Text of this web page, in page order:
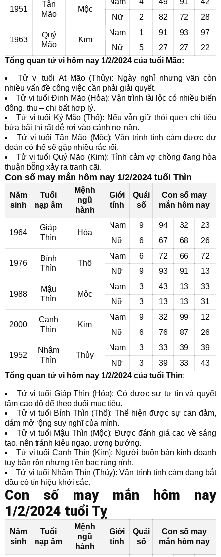
1951
Tân
Mão
Mộc
Nam 4 49 91
42
Nữ
2 82 72 28
1963
Quý
Mão
Kim
Nam 1 91 93
97
Nữ
5 27 27
22
Tổng quan tử vi hôm nay 1/2/2024 của tuổi Mão:
Tử vi tuổi Ất Mão (Thủy): Ngày nghỉ nhưng vẫn còn
nhiều vấn đề công việc cần phải giải quyết.
Tử vi tuổi Đinh Mão (Hỏa): Vận trình tài lộc có nhiều biến
động, thu – chi bất hợp lý.
Tử vi tuổi Kỷ Mão (Thổ): Nếu vẫn giữ thói quen chi tiêu
bừa bãi thì rất dễ rơi vào cảnh nợ nần.
Tử vi tuổi Tân Mão (Mộc): Vận trình tình cảm được dự
đoán có thể sẽ gặp nhiều rắc rối.
Tử vi tuổi Quý Mão (Kim): Tình cảm vợ chồng đang hòa
thuận bỗng xảy ra tranh cãi.
Con số may mắn hôm nay 1/2/2024 tuổi Thìn
Năm
sinh
Tuổi
nạp âm
Mệnh
ngũ
hành
Giới
tính
Quái
số
Con số may
mắn hôm nay
1964
Giáp
Thìn
Hỏa
Nam 9 94 32
23
Nữ
6 67 68 26
1976
Bính
Thìn
Thổ
Nam 6 72 66
72
Nữ
9 93 91 13
1988
Mậu
Thìn
Mộc
Nam 3 43 13
33
Nữ
3 13 13 31
2000
Canh
Thìn
Kim
Nam 9 32 99
12
Nữ
6 76 87 26
1952
Nhâm
Thìn
Thủy
Nam 3 33 39
39
Nữ
3 39 33
43
Tổng quan tử vi hôm nay 1/2/2024 của tuổi Thìn:
Tử vi tuổi Giáp Thìn (Hỏa): Có được sự tự tin và quyết
tâm cao độ để theo đuổi mục tiêu.
Tử vi tuổi Bính Thìn (Thổ): Thể hiện được sự can đảm,
dám mở rộng suy nghĩ của mình.
Tử vi tuổi Mậu Thìn (Mộc): Được đánh giá cao về sáng
tạo, nên tránh kiêu ngạo, ương bướng.
Tử vi tuổi Canh Thìn (Kim): Người buôn bán kinh doanh
tuy bận rộn nhưng tiền bạc rủng rỉnh.
Tử vi tuổi Nhâm Thìn (Thủy): Vận trình tình cảm đang bắt
đầu có tín hiệu khởi sắc.
Con số may mắn hôm nay
1/2/2024 tuổi Tỵ
Năm
sinh
Tuổi
nạp âm
Mệnh
ngũ
hành
Giới
tính
Quái
số
Con số may
mắn hôm nay